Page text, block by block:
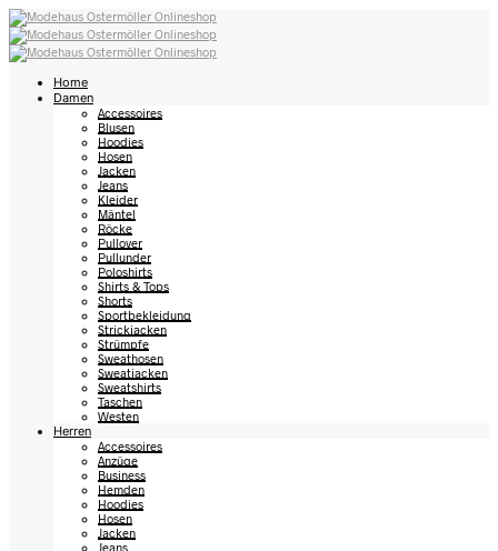
Home
Damen
Accessoires
Blusen
Hoodies
Hosen
Jacken
Jeans
Kleider
Mäntel
Röcke
Pullover
Pullunder
Poloshirts
Shirts & Tops
Shorts
Sportbekleidung
Strickjacken
Strümpfe
Sweathosen
Sweatjacken
Sweatshirts
Taschen
Westen
Herren
Accessoires
Anzüge
Business
Hemden
Hoodies
Hosen
Jacken
Jeans